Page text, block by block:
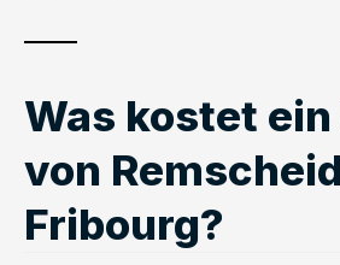
Was kostet
von
Fribourg?